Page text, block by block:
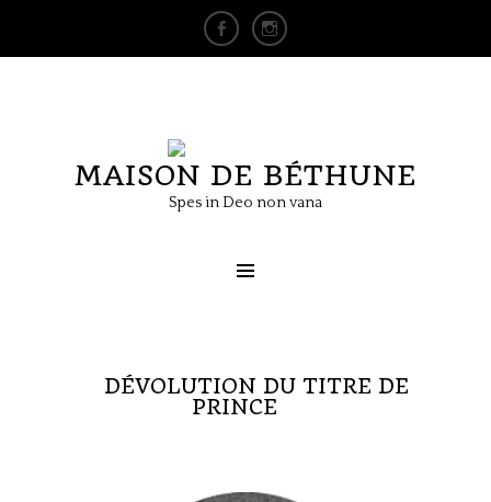
MAISON DE BÉTHUNE
Spes in Deo non vana
DÉVOLUTION DU TITRE DE
PRINCE